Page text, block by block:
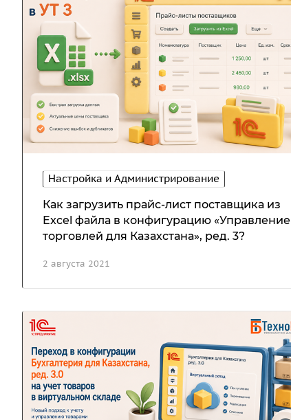
Настройка и Администрирование
2 августа 2021
Как загрузить прайс-лист поставщика из
Excel файла в конфигурацию «Управление
торговлей для Казахстана», ред. 3?